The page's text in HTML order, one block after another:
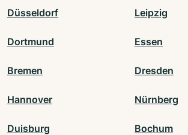
Düsseldorf Leipzig
Dortmund Essen
Bremen Dresden
Hannover Nürnberg
Duisburg Bochum